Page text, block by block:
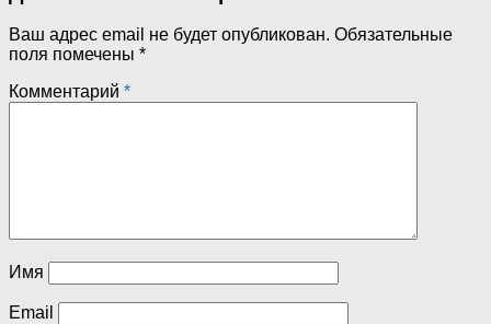
Ваш адрес email не будет опубликован. Обязательные
поля помечены *
Комментарий *
Имя
Email